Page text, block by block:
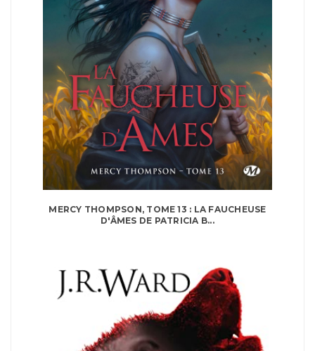
MERCY THOMPSON, TOME 13 : LA FAUCHEUSE
D'ÂMES DE PATRICIA B...